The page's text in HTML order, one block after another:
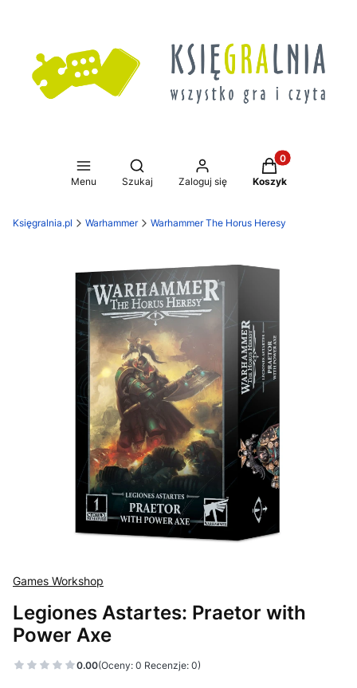
Menu
Otwórz wyszukiwarkę
Szukaj Zaloguj się
Produkty w
Koszyk
Księgralnia.pl Warhammer Warhammer The Horus Heresy
Games Workshop
Legiones Astartes: Praetor with
Power Axe
0.00(Oceny: 0 Recenzje: 0)